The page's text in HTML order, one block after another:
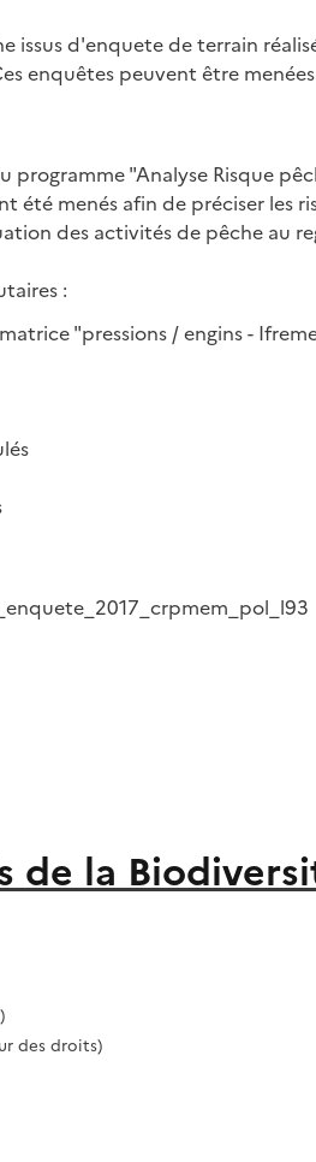
issus d'enquete de terrain
enquêtes peuvent être
"Analyse Risque
été menés afin de préciser les
des activités de pêche au
:
"pressions / engins -
de la
des droits)